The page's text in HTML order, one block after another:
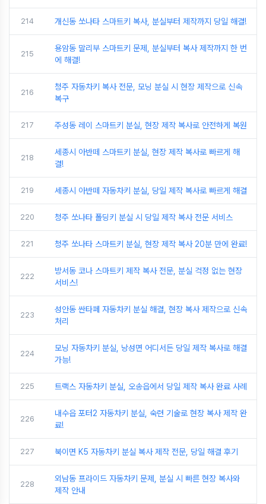
214 개신동 쏘나타 스마트키 복사, 분실부터 제작까지 당일 해결!
215
용암동 말리부 스마트키 문제, 분실부터 복사 제작까지 한 번
에 해결!
216
청주 자동차키 복사 전문, 모닝 분실 시 현장 제작으로 신속
복구
217 주성동 레이 스마트키 분실, 현장 제작 복사로 안전하게 복원
218
세종시 아반떼 스마트키 분실, 현장 제작 복사로 빠르게 해
결!
219 세종시 아반떼 자동차키 분실, 당일 제작 복사로 빠르게 해결
220 청주 쏘나타 폴딩키 분실 시 당일 제작 복사 전문 서비스
221 청주 쏘나타 스마트키 분실, 현장 제작 복사 20분 만에 완료!
222
방서동 코나 스마트키 제작 복사 전문, 분실 걱정 없는 현장
서비스!
223
성안동 싼타페 자동차키 분실 해결, 현장 복사 제작으로 신속
처리
224
모닝 자동차키 분실, 낭성면 어디서든 당일 제작 복사로 해결
가능!
225 트랙스 자동차키 분실, 오송읍에서 당일 제작 복사 완료 사례
226
내수읍 포터2 자동차키 분실, 숙련 기술로 현장 복사 제작 완
료!
227 북이면 K5 자동차키 분실 복사 제작 전문, 당일 해결 후기
228
외남동 프라이드 자동차키 문제, 분실 시 빠른 현장 복사와
제작 안내